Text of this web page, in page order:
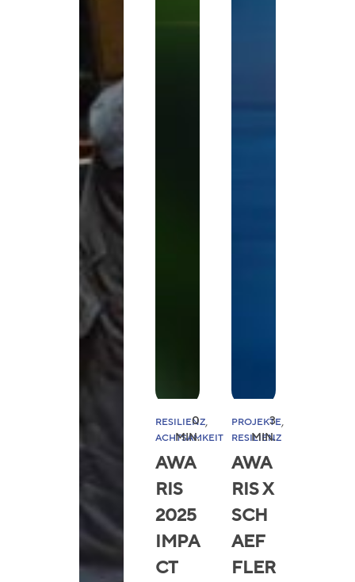
RESILIENZ
ACHTSAMKEIT
0
MIN.
AWA
RIS
2025
IMPA
CT
PROJEKTE
RESILIENZ
3
MIN.
AWA
RIS X
SCH
AEF
FLER